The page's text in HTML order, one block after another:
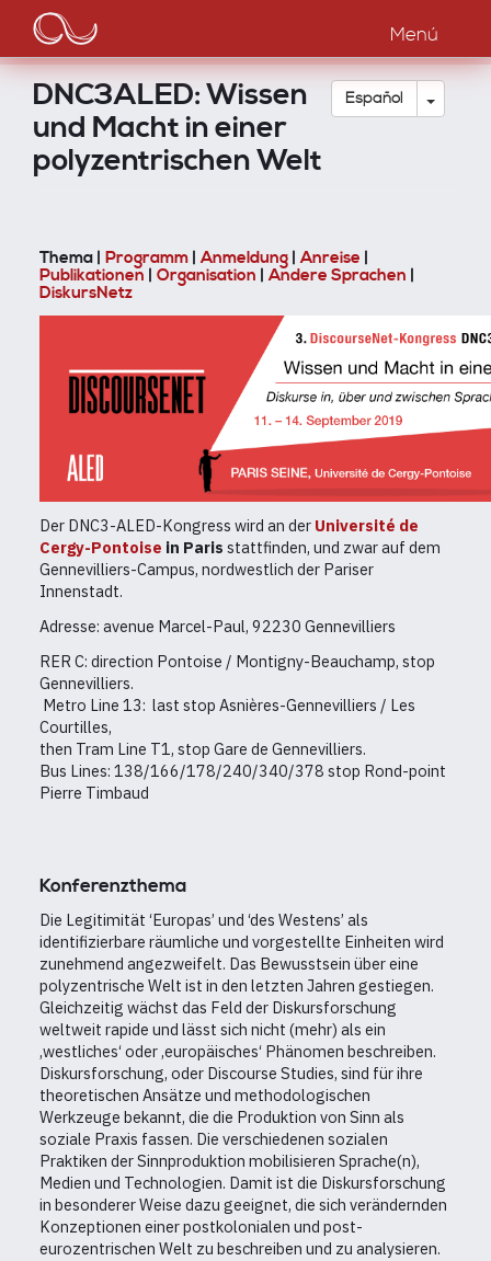
Pasar
contenido
principal
Main
navigation
Menú
Español Toggle
DNC3ALED: Wissen
und Macht in einer
polyzentrischen Welt
Thema | Programm |Anmeldung |Anreise
Publikationen
Organisation |Andere Sprachen
DiskursNetz
Der DNC3-ALED-Kongress wird an der Université de
Cergy-Pontoise in Paris stattfinden, und zwarauf dem
Gennevilliers-Campus, nordwestlich der Pariser
Innenstadt.
Adresse: avenue Marcel-Paul, 92230 Gennevilliers
RER C: direction Pontoise / Montigny-Beauchamp, stop
Gennevilliers.
Metro Line 13: last stop Asnières-Gennevilliers / Les
Courtilles,
then Tram Line T1, stop Gare de Gennevilliers.
Bus Lines: 138/166/178/240/340/378 stop Rond-point
Pierre Timbaud
Konferenzthema
Die Legitimität ‘Europas’ und ‘des Westens’ als
identifizierbare räumliche und vorgestellte Einheiten wird
zunehmend angezweifelt. Das Bewusstsein über eine
polyzentrische Welt ist in den letzten Jahren gestiegen.
Gleichzeitig wächst das Feld der Diskursforschung
weltweit rapide und lässt sich nicht (mehr) als ein
‚westliches‘ oder ‚europäisches‘ Phänomen beschreiben.
Diskursforschung, oder Discourse Studies, sind für ihre
theoretischen Ansätze und methodologischen
Werkzeuge bekannt, die die Produktion von Sinn als
soziale Praxis fassen. Die verschiedenen sozialen
Praktiken der Sinnproduktion mobilisieren Sprache(n),
Medien und Technologien. Damit ist die Diskursforschung
in besonderer Weise dazu geeignet, die sich verändernden
Konzeptionen einer postkolonialen und post-
eurozentrischen Welt zu beschreiben und zu analysieren.